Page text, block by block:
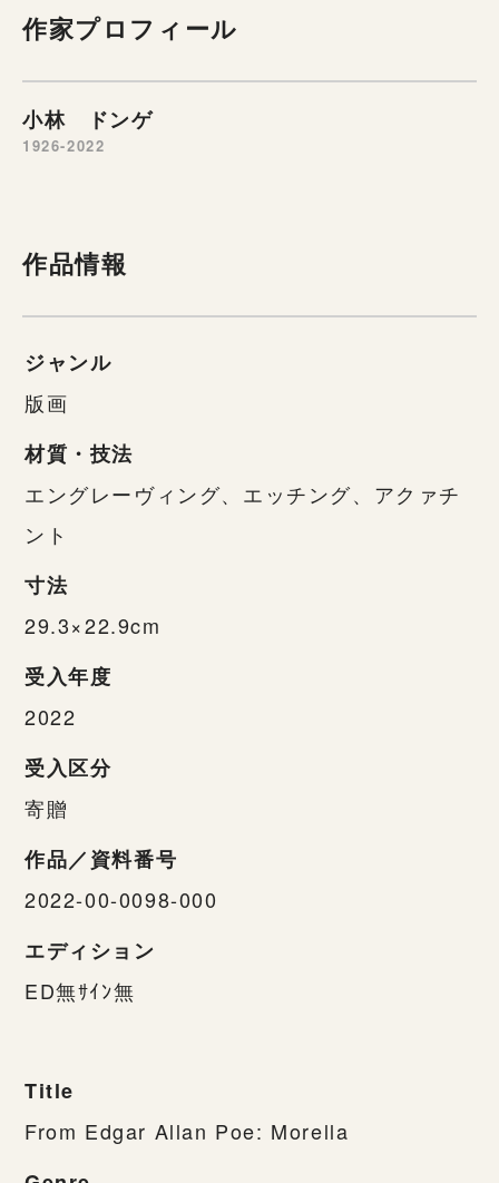
作家プロフィール
小林 ドンゲ
1926-2022
作品情報
ジャンル
版画
材質・技法
エングレーヴィング、エッチング、アクァチ
ント
寸法
29.3×22.9cm
受入年度
2022
受入区分
寄贈
作品／資料番号
2022-00-0098-000
エディション
ED無ｻｲﾝ無
Title
From Edgar Allan Poe: Morella